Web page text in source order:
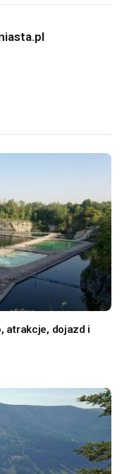
atrakcje, dojazd i